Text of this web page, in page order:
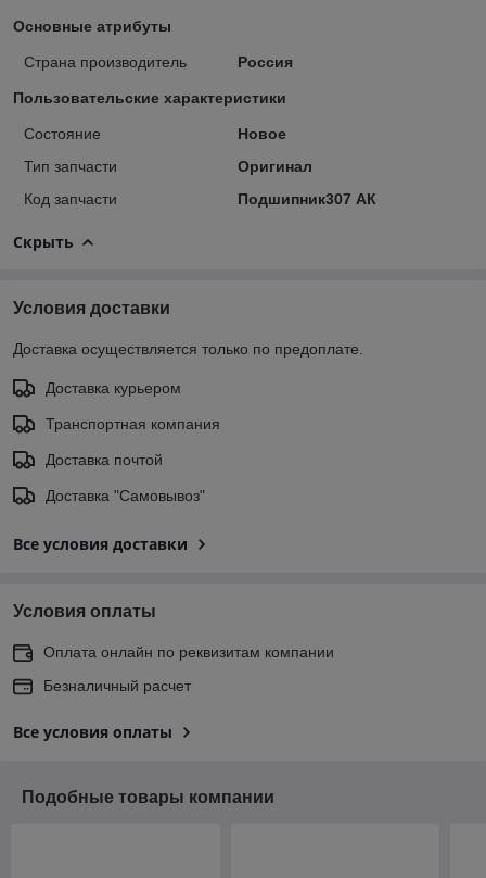
Основные атрибуты
Страна производитель Россия
Пользовательские характеристики
Состояние
Новое
Тип запчасти
Оригинал
Код запчасти
Подшипник307 АК
Скрыть
Условия доставки
Доставка осуществляется только по предоплате.
Доставка курьером
Транспортная компания
Доставка почтой
Доставка "Самовывоз"
Все условия доставки
Условия оплаты
Оплата онлайн по реквизитам компании
Безналичный расчет
Все условия оплаты
Подобные товары компании